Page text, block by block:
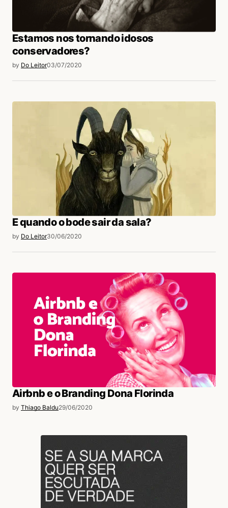
Estamos nos tornando idosos
conservadores?
by Do Leitor03/07/2020
E quando o bode sair da sala?
by Do Leitor30/06/2020
Airbnb e o Branding Dona Florinda
by Thiago Baldu29/06/2020